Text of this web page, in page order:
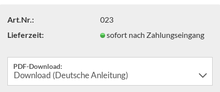
Art.Nr.:
023
Lieferzeit:
sofort nach Zahlungseingang
PDF-Download: